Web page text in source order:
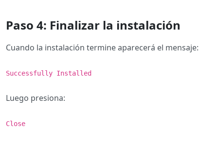
Paso 4: Finalizar la instalación
Cuando la instalación termine aparecerá el mensaje:
Successfully Installed
Luego presiona:
Close